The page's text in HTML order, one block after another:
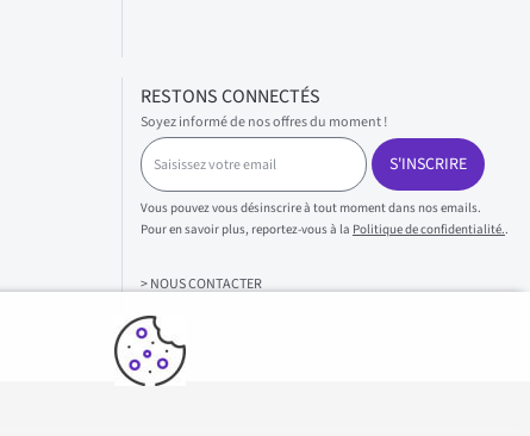
RESTONS CONNECTÉS
Soyez informé de nos offres du moment !
S
a
s
i
s
e
z
v
o
t
S'INSCRIRE
Vous pouvez vous désinscrire à tout moment dans nos emails.
Pour en savoir plus, reportez-vous à la Politique de confidentialité..
> NOUS CONTACTER